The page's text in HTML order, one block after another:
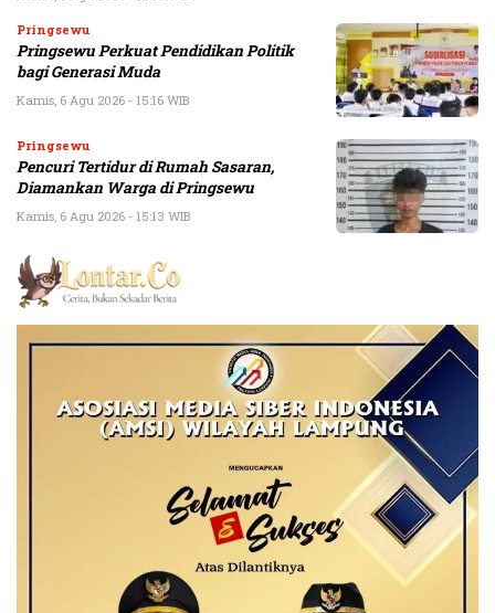
Pringsewu
Pringsewu Perkuat Pendidikan Politik
bagi Generasi Muda
Kamis, 6 Agu 2026 - 15:16 WIB
Pringsewu
Pencuri Tertidur di Rumah Sasaran,
Diamankan Warga di Pringsewu
Kamis, 6 Agu 2026 - 15:13 WIB